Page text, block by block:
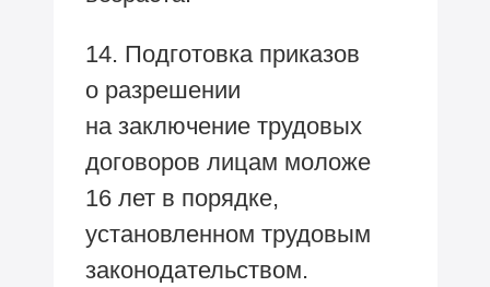
14. Подготовка приказов
о разрешении
на заключение трудовых
договоров лицам моложе
16 лет в порядке,
установленном трудовым
законодательством.